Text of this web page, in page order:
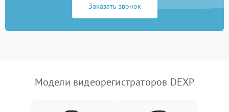
(USB, HDMI)
Заказать звонок
Модели видеорегистраторов DEXP